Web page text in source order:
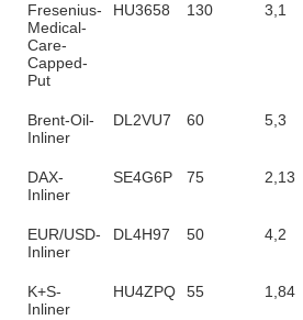
Fresenius-
Medical-
Care-
Capped-
Put
HU3658 130 3,1
Brent-Oil-
Inliner
DL2VU7 60 5,3
DAX-
Inliner
SE4G6P 75 2,13
EUR/USD-
Inliner
DL4H97 50 4,2
K+S-
Inliner
HU4ZPQ 55 1,84